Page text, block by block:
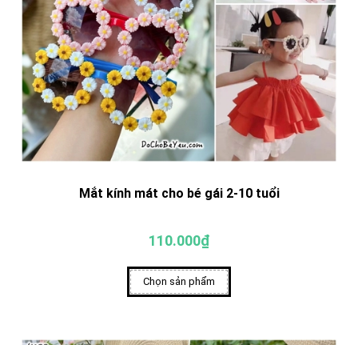
Mắt kính mát cho bé gái 2-10 tuổi
110.000₫
Chọn sản phẩm